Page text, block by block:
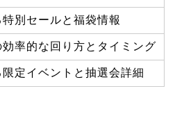
別セールと福袋情報
率的な回り方とタイミング
定イベントと抽選会詳細